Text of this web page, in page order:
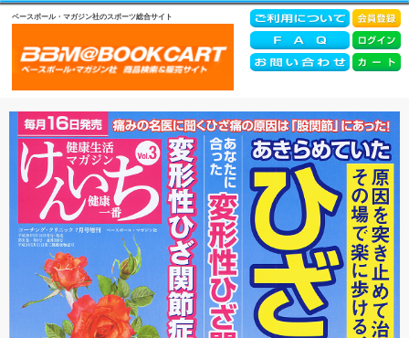
ベースボール・マガジン社のスポーツ総合サイト